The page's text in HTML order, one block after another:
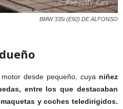
BMW 335i (E92) DE ALFONSO
desde pequeño, cuya niñez
entre los que destacaban
y coches teledirigidos.